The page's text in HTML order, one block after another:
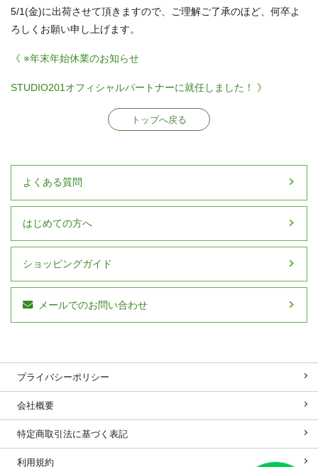
5/1(金)に出荷させて頂きますので、ご理解ご了承のほど、何卒よ
ろしくお願い申し上げます。
《 ※年末年始休業のお知らせ
STUDIO201オフィシャルパートナーに就任しました！ 》
トップへ戻る
よくある質問
はじめての方へ
ショッピングガイド
メールでのお問い合わせ
プライバシーポリシー
会社概要
特定商取引法に基づく表記
利用規約